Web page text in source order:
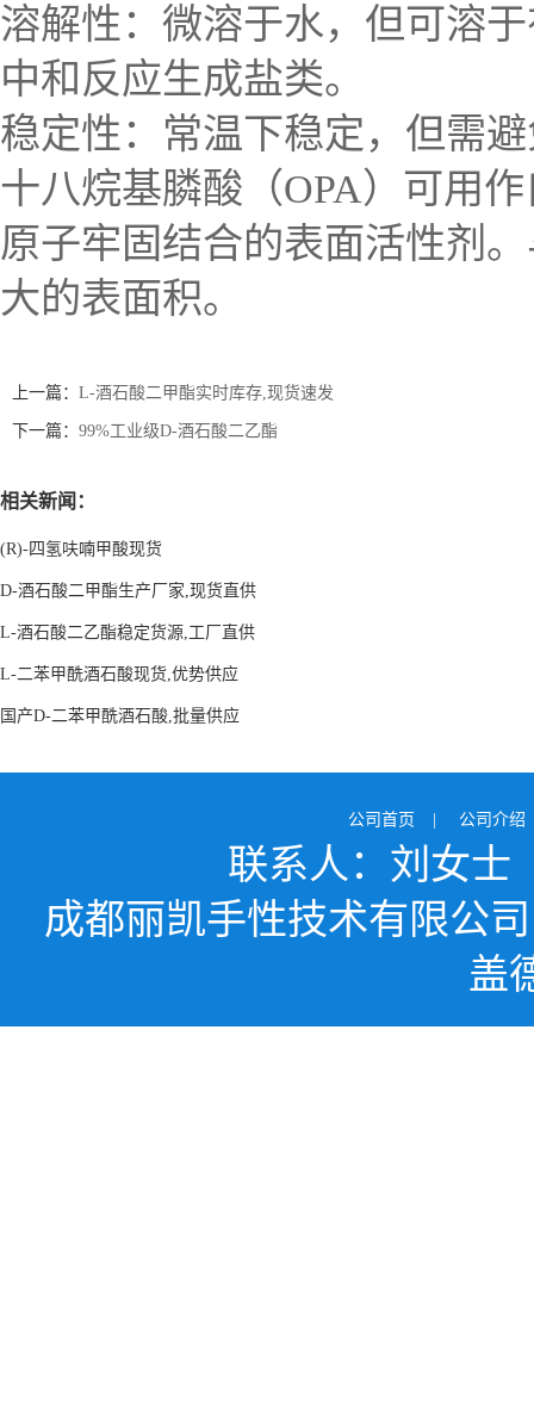
溶解性：微溶于水，但可溶
中和反应生成盐类。
稳定性：常温下稳定，但需
十八烷基膦酸（OPA）可用
原子牢固结合的表面活性剂
大的表面积。
上一篇： L-酒石酸二甲酯实时库存,现货速发
下一篇： 99%工业级D-酒石酸二乙酯
相关新闻：
(R)-四氢呋喃甲酸现货
D-酒石酸二甲酯生产厂家,现货直供
L-酒石酸二乙酯稳定货源,工厂直供
L-二苯甲酰酒石酸现货,优势供应
国产D-二苯甲酰酒石酸,批量供应
公司首页 公司介绍
联系人：刘女
成都丽凯手性技术有限公司
盖